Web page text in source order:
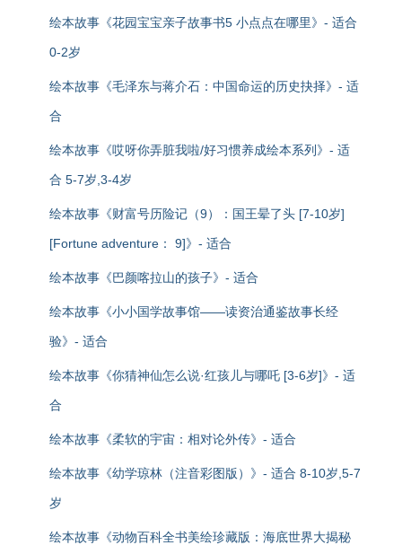
绘本故事《花园宝宝亲子故事书5 小点点在哪里》- 适合
0-2岁
绘本故事《毛泽东与蒋介石：中国命运的历史抉择》- 适
合
绘本故事《哎呀你弄脏我啦/好习惯养成绘本系列》- 适
合 5-7岁,3-4岁
绘本故事《财富号历险记（9）：国王晕了头 [7-10岁]
[Fortune adventure： 9]》- 适合
绘本故事《巴颜喀拉山的孩子》- 适合
绘本故事《小小国学故事馆——读资治通鉴故事长经
验》- 适合
绘本故事《你猜神仙怎么说·红孩儿与哪吒 [3-6岁]》- 适
合
绘本故事《柔软的宇宙：相对论外传》- 适合
绘本故事《幼学琼林（注音彩图版）》- 适合 8-10岁,5-7
岁
绘本故事《动物百科全书美绘珍藏版：海底世界大揭秘